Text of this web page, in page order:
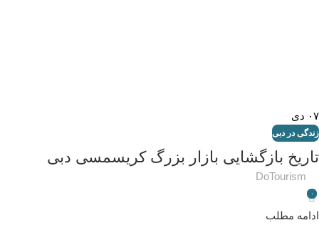
۰۷ دی
زندگی در دبی
تاریخ بازگشایی بازار بزرگ کریسمسی دبی
DoTourism
۰
ادامه مطلب